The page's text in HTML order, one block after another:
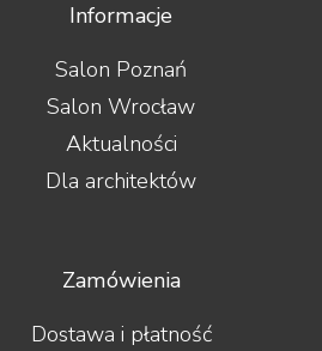
Informacje
Salon Poznań
Salon Wrocław
Aktualności
Dla architektów
Zamówienia
Dostawa i płatność